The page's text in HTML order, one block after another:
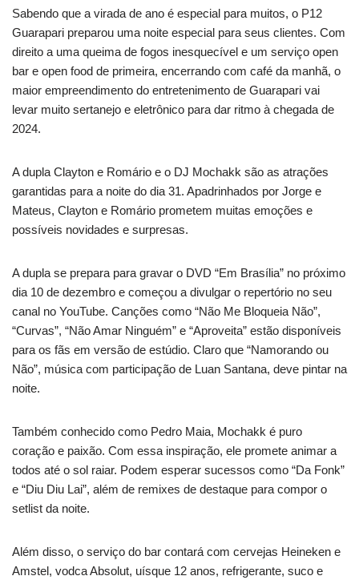
Sabendo que a virada de ano é especial para muitos, o P12
Guarapari preparou uma noite especial para seus clientes. Com
direito a uma queima de fogos inesquecível e um serviço open
bar e open food de primeira, encerrando com café da manhã, o
maior empreendimento do entretenimento de Guarapari vai
levar muito sertanejo e eletrônico para dar ritmo à chegada de
2024.
A dupla Clayton e Romário e o DJ Mochakk são as atrações
garantidas para a noite do dia 31. Apadrinhados por Jorge e
Mateus, Clayton e Romário prometem muitas emoções e
possíveis novidades e surpresas.
A dupla se prepara para gravar o DVD “Em Brasília” no próximo
dia 10 de dezembro e começou a divulgar o repertório no seu
canal no YouTube. Canções como “Não Me Bloqueia Não”,
“Curvas”, “Não Amar Ninguém” e “Aproveita” estão disponíveis
para os fãs em versão de estúdio. Claro que “Namorando ou
Não”, música com participação de Luan Santana, deve pintar na
noite.
Também conhecido como Pedro Maia, Mochakk é puro
coração e paixão. Com essa inspiração, ele promete animar a
todos até o sol raiar. Podem esperar sucessos como “Da Fonk”
e “Diu Diu Lai”, além de remixes de destaque para compor o
setlist da noite.
Além disso, o serviço do bar contará com cervejas Heineken e
Amstel, vodca Absolut, uísque 12 anos, refrigerante, suco e